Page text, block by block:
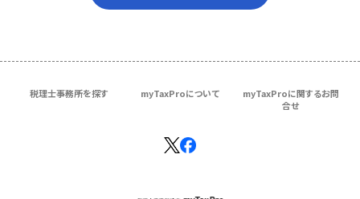
税理士事務所を探す myTaxProについて
myTaxProに関するお問
合せ